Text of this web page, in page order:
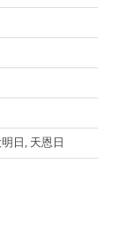
日, 天恩日